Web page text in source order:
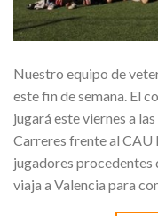
Nuestro equipo de
este fin de semana. El
jugará este viernes a
Carreres frente al CAU
jugadores procedentes
viaja a Valencia para